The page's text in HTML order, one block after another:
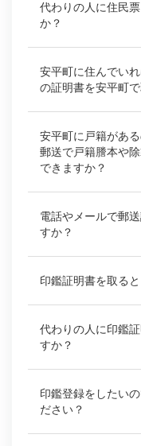
代わりの人に住民
か？
安平町に住んでい
の証明書を安平町
安平町に戸籍があ
郵送で戸籍謄本や
できますか？
電話やメールで郵
すか？
印鑑証明書を取る
代わりの人に印鑑
すか？
印鑑登録をしたい
ださい？